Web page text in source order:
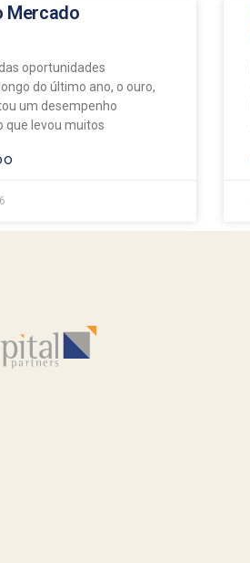
Mercado
oportunidades
do último ano, o ouro,
um desempenho
que levou muitos